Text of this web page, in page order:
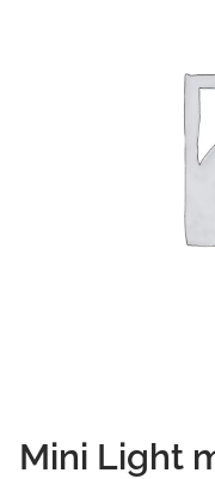
Mini Light